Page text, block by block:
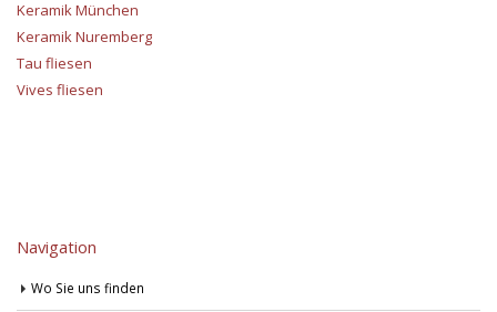
Keramik München
Keramik Nuremberg
Tau fliesen
Vives fliesen
Navigation
Wo Sie uns finden